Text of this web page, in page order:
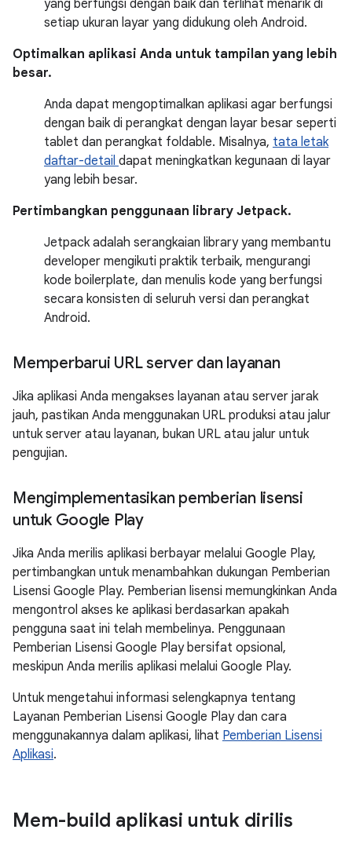
yang berfungsi dengan baik dan terlihat menarik di
setiap ukuran layar yang didukung oleh Android.
Optimalkan aplikasi Anda untuk tampilan yang lebih
besar.
Anda dapat mengoptimalkan aplikasi agar berfungsi
dengan baik di perangkat dengan layar besar seperti
tablet dan perangkat foldable. Misalnya, tata letak
daftar-detail dapat meningkatkan kegunaan di layar
yang lebih besar.
Pertimbangkan penggunaan library Jetpack.
Jetpack adalah serangkaian library yang membantu
developer mengikuti praktik terbaik, mengurangi
kode boilerplate, dan menulis kode yang berfungsi
secara konsisten di seluruh versi dan perangkat
Android.
Memperbarui URL server dan layanan
Jika aplikasi Anda mengakses layanan atau server jarak
jauh, pastikan Anda menggunakan URL produksi atau jalur
untuk server atau layanan, bukan URL atau jalur untuk
pengujian.
Mengimplementasikan pemberian lisensi
untuk Google Play
Jika Anda merilis aplikasi berbayar melalui Google Play,
pertimbangkan untuk menambahkan dukungan Pemberian
Lisensi Google Play. Pemberian lisensi memungkinkan Anda
mengontrol akses ke aplikasi berdasarkan apakah
pengguna saat ini telah membelinya. Penggunaan
Pemberian Lisensi Google Play bersifat opsional,
meskipun Anda merilis aplikasi melalui Google Play.
Untuk mengetahui informasi selengkapnya tentang
Layanan Pemberian Lisensi Google Play dan cara
menggunakannya dalam aplikasi, lihat Pemberian Lisensi
Aplikasi.
Mem-build aplikasi untuk dirilis